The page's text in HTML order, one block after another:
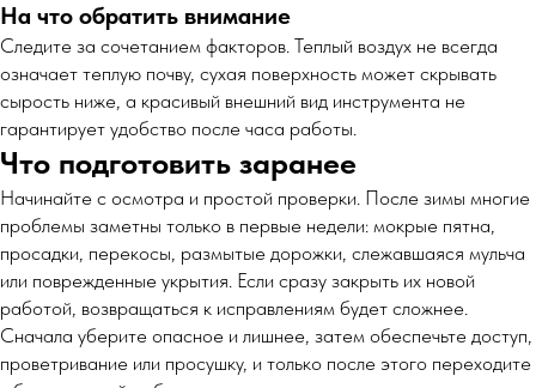
На что обратить внимание
Следите за сочетанием факторов. Теплый воздух не всегда
означает теплую почву, сухая поверхность может скрывать
сырость ниже, а красивый внешний вид инструмента не
гарантирует удобство после часа работы.
Что подготовить заранее
Начинайте с осмотра и простой проверки. После зимы многие
проблемы заметны только в первые недели: мокрые пятна,
просадки, перекосы, размытые дорожки, слежавшаяся мульча
или поврежденные укрытия. Если сразу закрыть их новой
работой, возвращаться к исправлениям будет сложнее.
Сначала уберите опасное и лишнее, затем обеспечьте доступ,
проветривание или просушку, и только после этого переходите